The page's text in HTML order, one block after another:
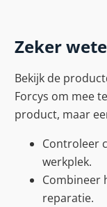
Zeker
Bekijk de
Forcys om mee
product, maar
Controleer
werkplek.
Combineer
reparatie.